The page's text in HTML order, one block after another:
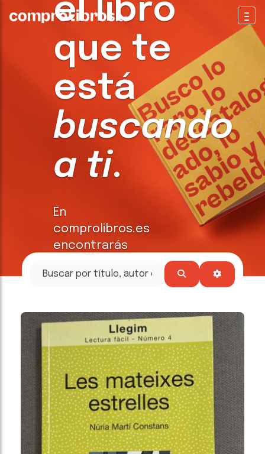
el libro
que te
está
buscando
a ti.
En
comprolibros.es
encontrarás
tesoros